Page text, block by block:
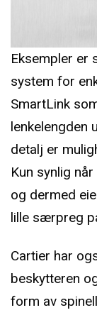
Eksempler er
system for
SmartLink
lenkelengden
detalj er
Kun synlig
og dermed
lille særpreg
Cartier har
beskytteren
form av